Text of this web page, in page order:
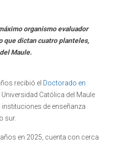
organismo evaluador
que dictan cuatro planteles,
Maule.
recibió el Doctorado en
Universidad Católica del Maule
de enseñanza
sur.
en 2025, cuenta con cerca